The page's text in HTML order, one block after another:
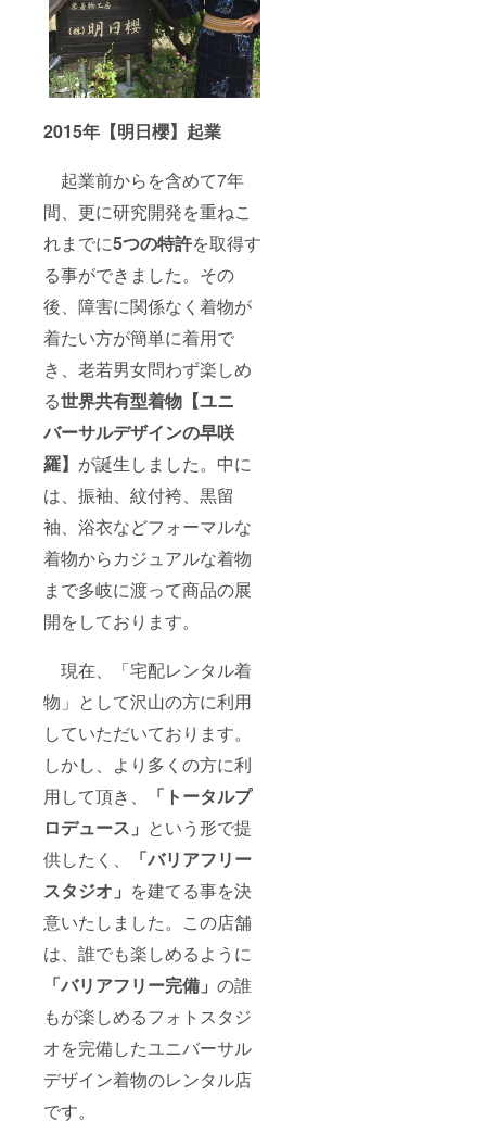
2015年【明日櫻】起業
起業前からを含めて7年
間、更に研究開発を重ねこ
れまでに5つの特許を取得す
る事ができました。その
後、障害に関係なく着物が
着たい方が簡単に着用で
き、老若男女問わず楽しめ
る世界共有型着物【ユニ
バーサルデザインの早咲
羅】 が誕生しました。中に
は、振袖、紋付袴、黒留
袖、浴衣などフォーマルな
着物からカジュアルな着物
まで多岐に渡って商品の展
開をしております。
現在、「宅配レンタル着
物」として沢山の方に利用
していただいております。
しかし、より多くの方に利
用して頂き、
「 トータルプ
ロデュース」 という形で提
供したく、
「バリアフリー
スタジオ」 を建てる事を決
意いたしました。この店舗
は、誰でも楽しめるように
「バリアフリー完備」 の誰
もが楽しめるフォトスタジ
オを完備したユニバーサル
デザイン着物のレンタル店
です。